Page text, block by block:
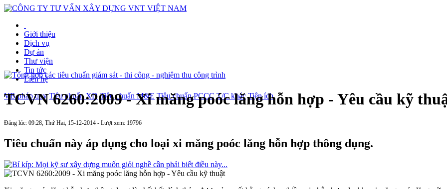
Giới thiệu
Dịch vụ
Dự án
Thư viện
Tin tức
Liên hệ
VB pháp quy Tiêu chuẩn XD Tiêu chuẩn M&E Tiêu chuẩn PCCC T/C khác Tiện ích
TCVN 6260:2009 - Xi măng poóc lăng hỗn hợp - Yêu cầu kỹ
Đăng lúc: 09:28, Thứ Hai, 15-12-2014 - Lượt xem: 19796
Tiêu chuẩn này áp dụng cho loại xi măng poóc lăng hỗn hợp thông dụng.